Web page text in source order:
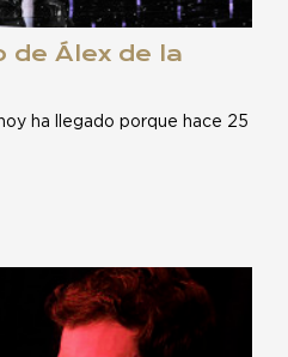
de Álex de la
ha llegado porque hace 25